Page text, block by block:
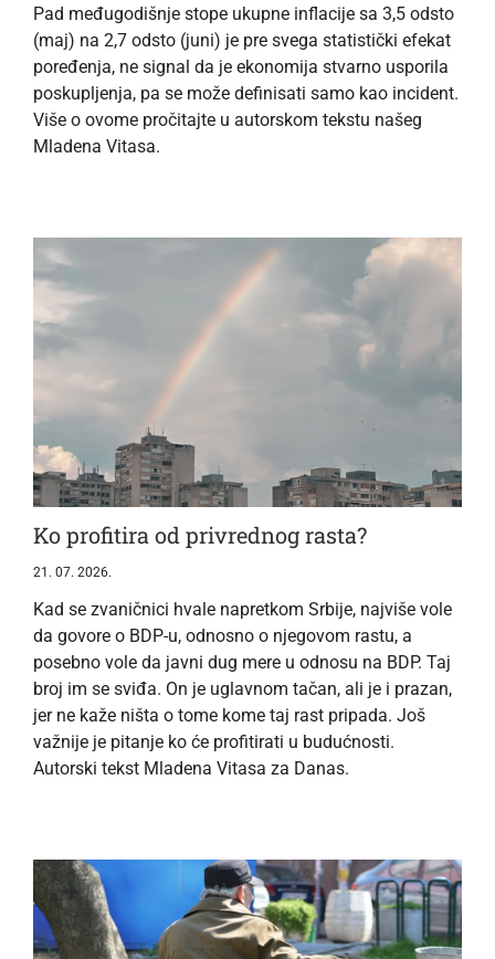
Pad međugodišnje stope ukupne inflacije sa 3,5 odsto
(maj) na 2,7 odsto (juni) je pre svega statistički efekat
poređenja, ne signal da je ekonomija stvarno usporila
poskupljenja, pa se može definisati samo kao incident.
Više o ovome pročitajte u autorskom tekstu našeg
Mladena Vitasa.
Ko profitira od privrednog rasta?
21. 07. 2026.
Kad se zvaničnici hvale napretkom Srbije, najviše vole
da govore o BDP-u, odnosno o njegovom rastu, a
posebno vole da javni dug mere u odnosu na BDP. Taj
broj im se sviđa. On je uglavnom tačan, ali je i prazan,
jer ne kaže ništa o tome kome taj rast pripada. Još
važnije je pitanje ko će profitirati u budućnosti.
Autorski tekst Mladena Vitasa za Danas.